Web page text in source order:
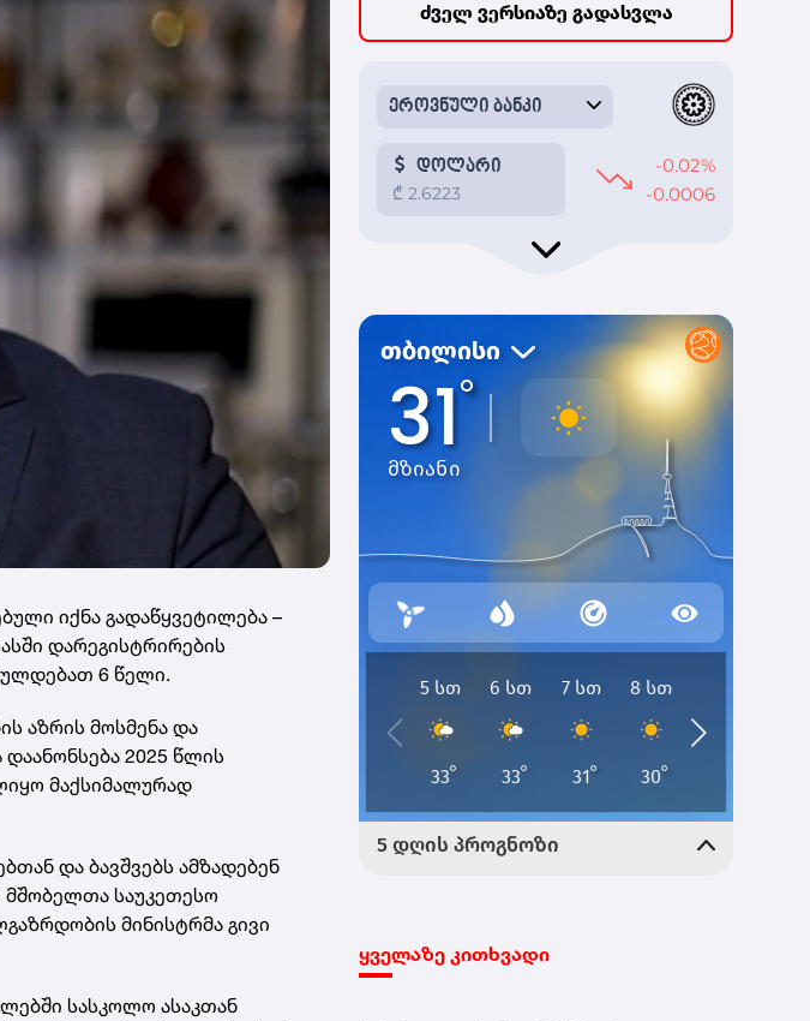
იქნა გადაწყვეტილება –
დარეგისტრირების
6 წელი.
აზრის მოსმენა და
2025 წლის
მაქსიმალურად
და ბავშვებს ამზადებენ
მშობელთა საუკეთესო
მინისტრმა გივი
სასკოლო ასაკთან
ძველ ვერსიაზე გადასვლა
ყველაზე კითხვადი